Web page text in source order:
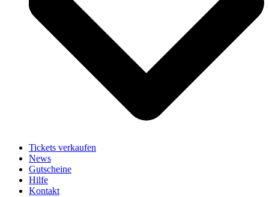
Tickets verkaufen
News
Gutscheine
Hilfe
Kontakt